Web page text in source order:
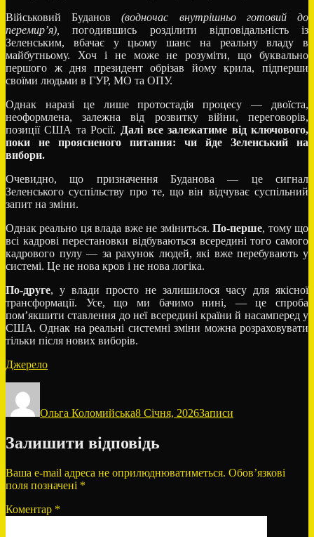
Військовий Буданов(водночас внутрішньо готовий до
перемир’я),
погодившись розділити відповідальність із
Зеленським, вбачає у цьому шанс на реальну владу в
майбутньому. Хоч і не може не розуміти, що буквально
першого ж дня президент обрізав йому крила, підперши
своїми людьми в ГУР, МО та ОПУ.
Однак наразі це лише протостадія процесу — двоїста,
неоформлена, залежна від розвитку війни, переговорів,
позиції США та Росії. Далі все залежатиме від ключового,
поки не проясненого питання: чи йде Зеленський на
вибори.
Очевидно, що призначення Буданова — це сигнал
Зеленського суспільству про те, що він відчуває суспільний
запит на зміни.
Однак реально ця влада вже не зміниться.По-перше, тому що
всі кадрові перестановки відбуваються всередині того самого
кадрового пулу — за рахунок людей, які вже перебувають у
системі. Це не нова кров і не нова логіка.
По-друге, у влади просто не залишилося часу для якісної
трансформації. Усе, що ми бачимо нині, — це спроба
пом’якшити ставлення до неї всередині країни й насамперед у
США. Однак на реальні системні зміни можна розраховувати
тільки після нових виборів.
Джерело
Ольга Коломийська8 Січня, 2026Записи
Залишити відповідь
Ваша e-mail адреса не оприлюднюватиметься. Обов’язкові
поля позначені *
Коментар *